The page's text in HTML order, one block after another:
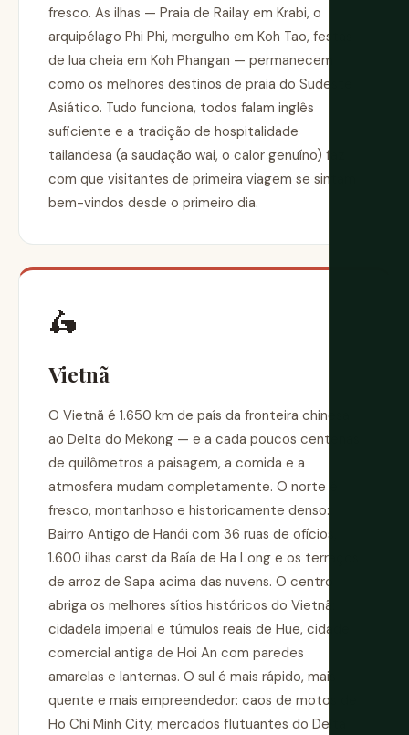
fresco. As ilhas — Praia de Railay em Krabi, o
arquipélago Phi Phi, mergulho em Koh Tao, festas
de lua cheia em Koh Phangan — permanecem
como os melhores destinos de praia do Sudeste
Asiático. Tudo funciona, todos falam inglês
suficiente e a tradição de hospitalidade
tailandesa (a saudação wai, o calor genuíno) faz
com que visitantes de primeira viagem se sintam
bem-vindos desde o primeiro dia.
🛵
Vietnã
O Vietnã é 1.650 km de país da fronteira chinesa
ao Delta do Mekong — e a cada poucos centenas
de quilômetros a paisagem, a comida e a
atmosfera mudam completamente. O norte é
fresco, montanhoso e historicamente denso:
Bairro Antigo de Hanói com 36 ruas de ofícios,
1.600 ilhas carst da Baía de Ha Long e os terraços
de arroz de Sapa acima das nuvens. O centro
abriga os melhores sítios históricos do Vietnã:
cidadela imperial e túmulos reais de Hue, cidade
comercial antiga de Hoi An com paredes
amarelas e lanternas. O sul é mais rápido, mais
quente e mais empreendedor: caos de motos de
Ho Chi Minh City, mercados flutuantes do Delta